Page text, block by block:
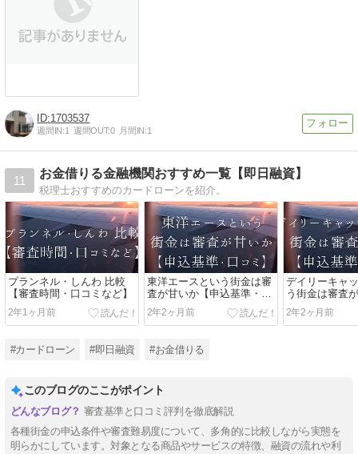
1703537
週間IN:1 週間OUT:0 月間IN:1
11
お金借りる金融機関おすすめ一覧【即日融資】
税理士おすすめのカードローンを紹介。
プランネル・しんわ 比較
【審査時間・口コミなど】
2年1ヶ月前
東洋エースという街金は審
査が甘いか【申込基準・口
コミ】
2年2ヶ月前
デイリーキャ
う街金は審査
込基準・口コ
2年2ヶ月前
#カードローン #即日融資 #お金借りる
このブログのここがポイント
審査基準と口コミ評判を徹底解説
各種街金の申込条件や審査難易度について、多角的に比較しながら実態を
明らかにしています。対象となる商品やサービスの特徴、融資の流れや利